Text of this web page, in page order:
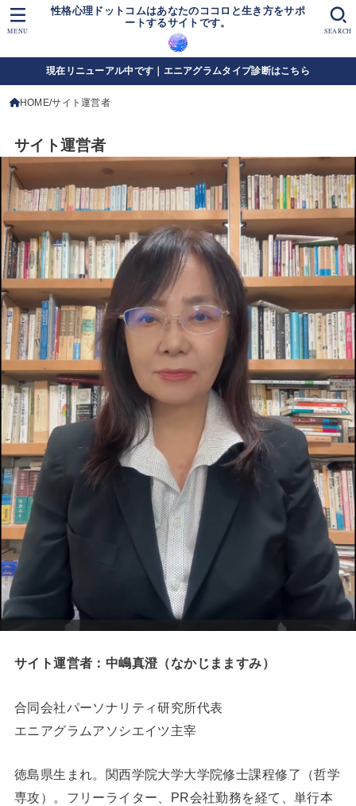
性格心理ドットコムはあなたのココロと生き方をサポ
ートするサイトです。
SEARCH
MENU
現在リニューアル中です｜エニアグラムタイプ診断はこちら
HOME サイト運営者
サイト運営者
サイト運営者：中嶋真澄（なかじまますみ）
合同会社パーソナリティ研究所代表
エニアグラムアソシエイツ主宰
徳島県生まれ。関西学院大学大学院修士課程修了（哲学
専攻）。フリーライター、PR会社勤務を経て、単行本